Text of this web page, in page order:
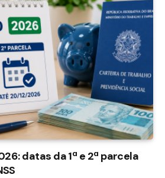
datas da 1ª e 2ª parcela